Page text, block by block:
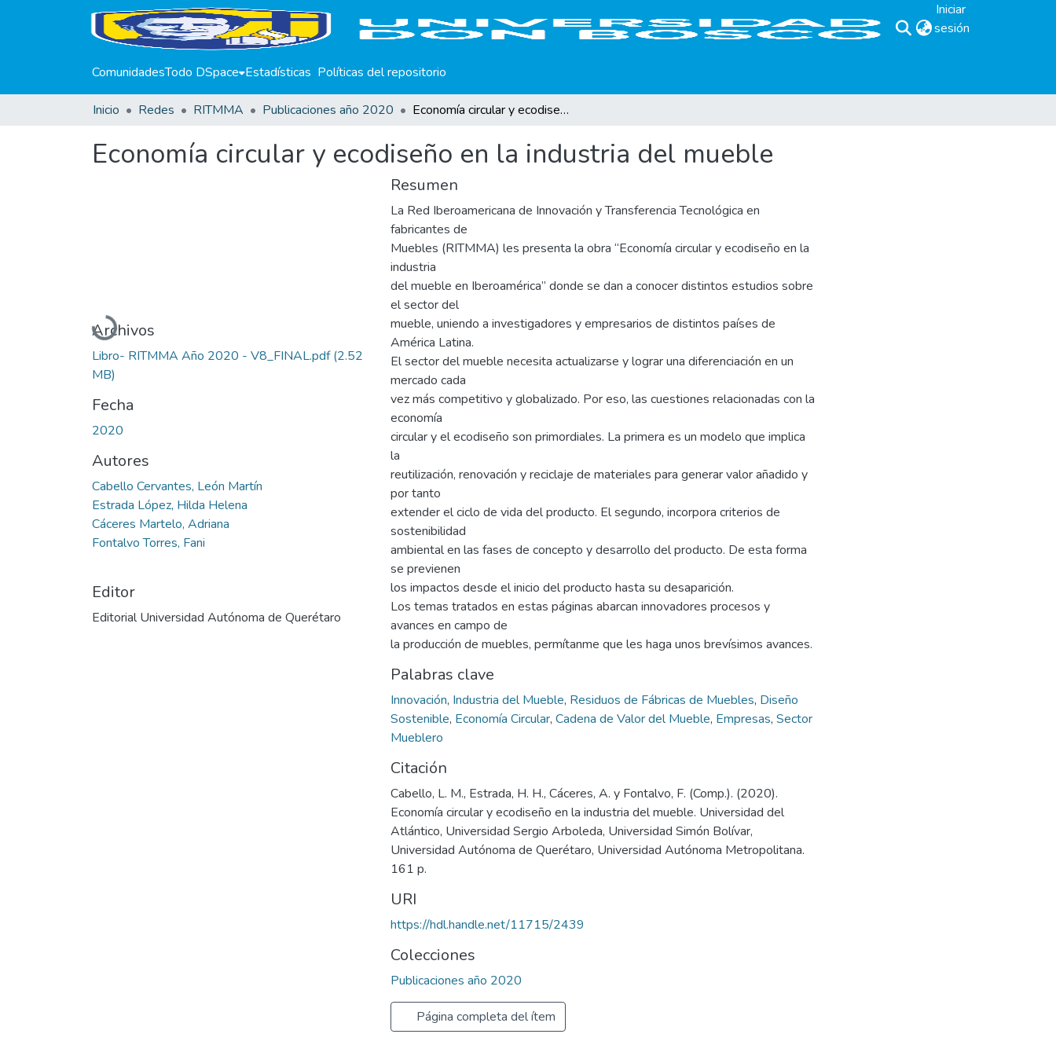
Iniciar
sesión
ComunidadesTodo DSpace Estadísticas Políticas del repositorio
Inicio Redes RITMMA Publicaciones año 2020 Economía circular y ecodiseño en la industria del mueble
Economía circular y ecodiseño en la industria del mueble
Cargando...
Archivos
Libro- RITMMA Año 2020 - V8_FINAL.pdf(2.52
MB)
Fecha
2020
Autores
Cabello Cervantes, León Martín
Estrada López, Hilda Helena
Cáceres Martelo, Adriana
Fontalvo Torres, Fani
Editor
Editorial Universidad Autónoma de Querétaro
Resumen
La Red Iberoamericana de Innovación y Transferencia Tecnológica en
fabricantes de
Muebles (RITMMA) les presenta la obra “Economía circular y ecodiseño en la
industria
del mueble en Iberoamérica” donde se dan a conocer distintos estudios sobre
el sector del
mueble, uniendo a investigadores y empresarios de distintos países de
América Latina.
El sector del mueble necesita actualizarse y lograr una diferenciación en un
mercado cada
vez más competitivo y globalizado. Por eso, las cuestiones relacionadas con la
economía
circular y el ecodiseño son primordiales. La primera es un modelo que implica
la
reutilización, renovación y reciclaje de materiales para generar valor añadido y
por tanto
extender el ciclo de vida del producto. El segundo, incorpora criterios de
sostenibilidad
ambiental en las fases de concepto y desarrollo del producto. De esta forma
se previenen
los impactos desde el inicio del producto hasta su desaparición.
Los temas tratados en estas páginas abarcan innovadores procesos y
avances en campo de
la producción de muebles, permítanme que les haga unos brevísimos avances.
Palabras clave
Innovación, Industria del Mueble, Residuos de Fábricas de Muebles, Diseño
Sostenible, Economía Circular, Cadena de Valor del Mueble, Empresas, Sector
Mueblero
Citación
Cabello, L. M., Estrada, H. H., Cáceres, A. y Fontalvo, F. (Comp.). (2020).
Economía circular y ecodiseño en la industria del mueble. Universidad del
Atlántico, Universidad Sergio Arboleda, Universidad Simón Bolívar,
Universidad Autónoma de Querétaro, Universidad Autónoma Metropolitana.
161 p.
URI
https://hdl.handle.net/11715/2439
Colecciones
Publicaciones año 2020
Página completa del ítem